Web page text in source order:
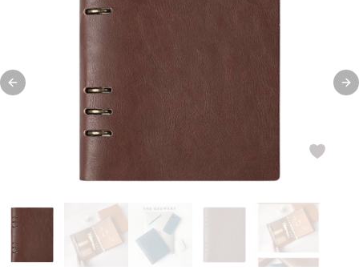
Previous slide